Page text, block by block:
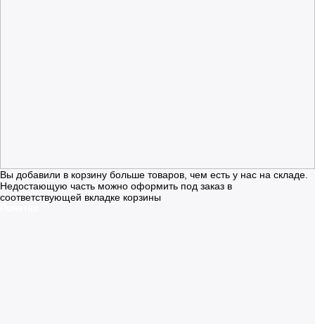
Вы добавили в корзину больше товаров, чем есть у нас на складе.
Недостающую часть можно оформить под заказ в
соответствующей вкладке корзины